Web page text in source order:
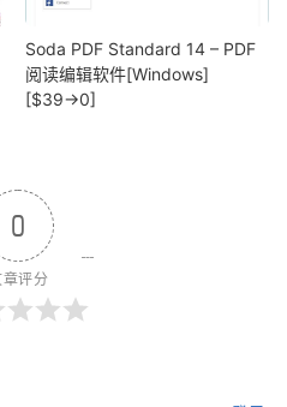
Soda PDF Standard 14 – PDF
阅读编辑软件[Windows]
[$39→0]
0
评分